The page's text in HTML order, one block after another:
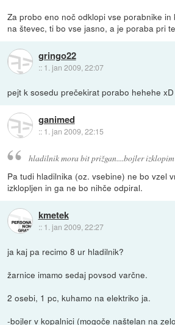
Za probo eno noč odklopi vse porabnike
na števec, ti bo vse jasno, a je poraba pri
gringo22
:: 1. jan 2009, 22:07
pejt k sosedu prečekirat porabo hehehe xD
ganimed
:: 1. jan 2009, 22:15
hladilnik mora bit prižgan....bojler
Pa tudi hladilnika (oz. vsebine) ne bo vzel
izklopljen in ga ne bo nihče odpiral.
kmetek
:: 1. jan 2009, 22:27
ja kaj pa recimo 8 ur hladilnik?
žarnice imamo sedaj povsod varčne.
2 osebi, 1 pc, kuhamo na elektriko ja.
-bojler v kopalnici (mogoče naštelan na